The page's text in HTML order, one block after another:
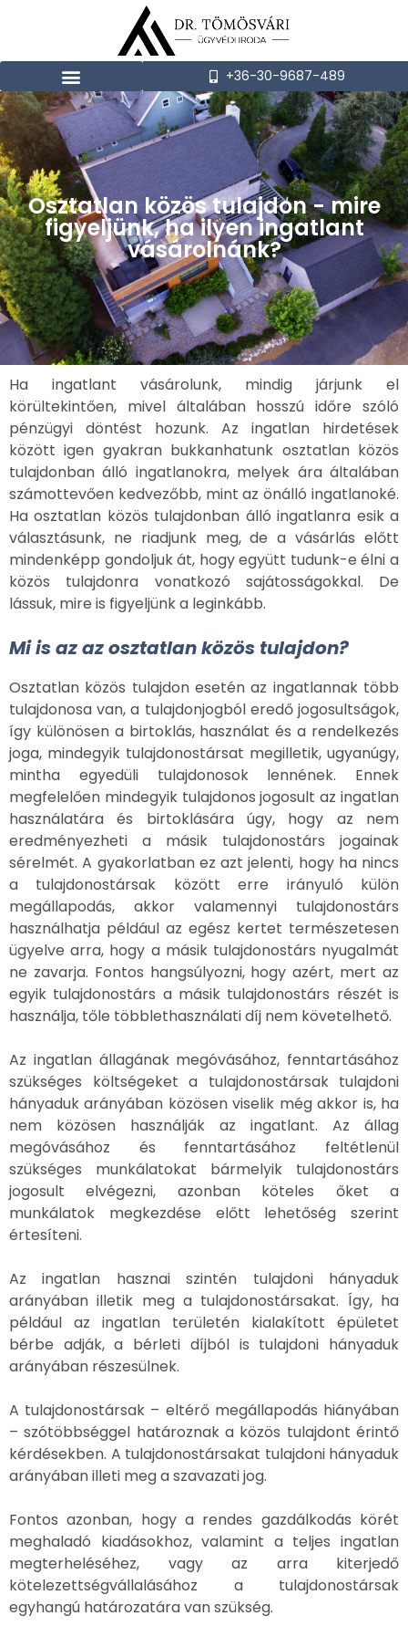
+36-30-9687-489
Osztatlan közös tulajdon - mire
figyeljünk, ha ilyen ingatlant
vásárolnánk?
Ha ingatlant vásárolunk, mindig járjunk el
körültekintően, mivel általában hosszú időre szóló
pénzügyi döntést hozunk. Az ingatlan hirdetések
között igen gyakran bukkanhatunk osztatlan közös
tulajdonban álló ingatlanokra, melyek ára általában
számottevően kedvezőbb, mint az önálló ingatlanoké.
Ha osztatlan közös tulajdonban álló ingatlanra esik a
választásunk, ne riadjunk meg, de a vásárlás előtt
mindenképp gondoljuk át, hogy együtt tudunk-e élni a
közös tulajdonra vonatkozó sajátosságokkal. De
lássuk, mire is figyeljünk a leginkább.
Mi is az az osztatlan közös tulajdon?
Osztatlan közös tulajdon esetén az ingatlannak több
tulajdonosa van, a tulajdonjogból eredő jogosultságok,
így különösen a birtoklás, használat és a rendelkezés
joga, mindegyik tulajdonostársat megilletik, ugyanúgy,
mintha egyedüli tulajdonosok lennének. Ennek
megfelelően mindegyik tulajdonos jogosult az ingatlan
használatára és birtoklására úgy, hogy az nem
eredményezheti a másik tulajdonostárs jogainak
sérelmét. A gyakorlatban ez azt jelenti, hogy ha nincs
a tulajdonostársak között erre irányuló külön
megállapodás, akkor valamennyi tulajdonostárs
használhatja például az egész kertet természetesen
ügyelve arra, hogy a másik tulajdonostárs nyugalmát
ne zavarja. Fontos hangsúlyozni, hogy azért, mert az
egyik tulajdonostárs a másik tulajdonostárs részét is
használja, tőle többlethasználati díj nem követelhető.
Az ingatlan állagának megóvásához, fenntartásához
szükséges költségeket a tulajdonostársak tulajdoni
hányaduk arányában közösen viselik még akkor is, ha
nem közösen használják az ingatlant. Az állag
megóvásához és fenntartásához feltétlenül
szükséges munkálatokat bármelyik tulajdonostárs
jogosult elvégezni, azonban köteles őket a
munkálatok megkezdése előtt lehetőség szerint
értesíteni.
Az ingatlan hasznai szintén tulajdoni hányaduk
arányában illetik meg a tulajdonostársakat. Így, ha
például az ingatlan területén kialakított épületet
bérbe adják, a bérleti díjból is tulajdoni hányaduk
arányában részesülnek.
A tulajdonostársak – eltérő megállapodás hiányában
– szótöbbséggel határoznak a közös tulajdont érintő
kérdésekben. A tulajdonostársakat tulajdoni hányaduk
arányában illeti meg a szavazati jog.
Fontos azonban, hogy a rendes gazdálkodás körét
meghaladó kiadásokhoz, valamint a teljes ingatlan
megterheléséhez, vagy az arra kiterjedő
kötelezettségvállalásához a tulajdonostársak
egyhangú határozatára van szükség.